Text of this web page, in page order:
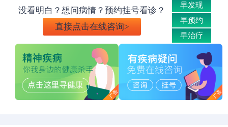
没看明白？想问病情？预约挂号看诊？
直接点击在线咨询>
早发现
早预约
早治疗